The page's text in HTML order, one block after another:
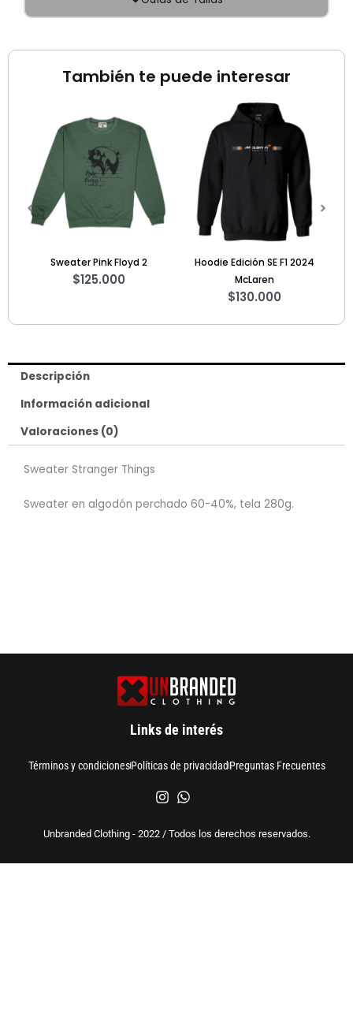
También te puede interesar
Hoodie Edición SE F1 2024
McLaren
Camiseta Nissan GTR Nismo
70.000-$95.000
hasta
Descripción
Información adicional
Valoraciones (0)
Sweater Stranger Things
Sweater en algodón perchado 60-40%, tela 280g.
Links de interés
Términos y condicionesPolíticas de privacidadPreguntas Frecuentes
Unbranded Clothing - 2022 / Todos los derechos reservados.